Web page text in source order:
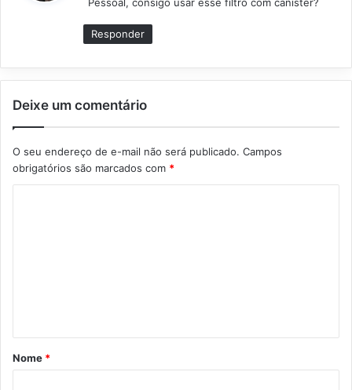
s
Pessoal, consigo usar esse filtro com canister?
Responder
Deixe um comentário
O seu endereço de e-mail não será publicado. Campos
obrigatórios são marcados com *
á
r
Nome *